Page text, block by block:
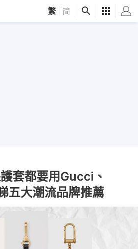
繁 简
套都要用Gucci、
五大潮流品牌推薦